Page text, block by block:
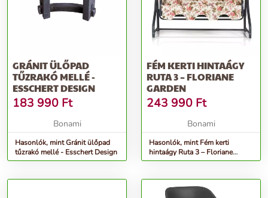
GRÁNIT ÜLŐPAD
TŰZRAKÓ MELLÉ -
ESSCHERT DESIGN
183 990 Ft
Bonami
Hasonlók, mint Gránit ülőpad
tűzrakó mellé - Esschert Design
FÉM KERTI HINTAÁGY
RUTA 3 – FLORIANE
GARDEN
243 990 Ft
Bonami
Hasonlók, mint Fém kerti
hintaágy Ruta 3 – Floriane
Garden